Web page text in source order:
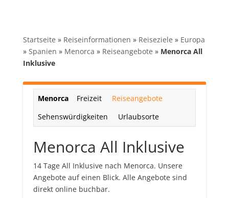
Startseite » Reiseinformationen » Reiseziele » Europa
» Spanien » Menorca » Reiseangebote » Menorca All
Inklusive
Menorca Freizeit
Reiseangebote
Sehenswürdigkeiten
Urlaubsorte
Menorca All Inklusive
14 Tage All Inklusive nach Menorca. Unsere
Angebote auf einen Blick. Alle Angebote sind
direkt online buchbar.